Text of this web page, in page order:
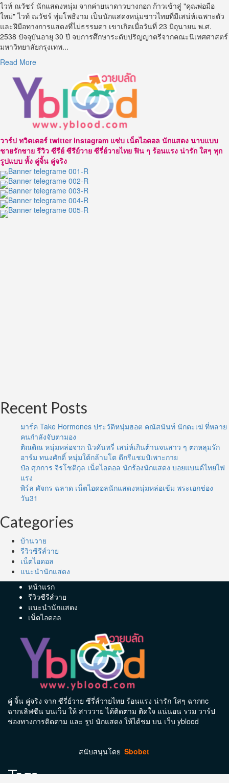
ไวท์ ณวัชร์ นักแสดงหนุ่ม จากค่ายนาดาวบางกอก ก้าวเข้าสู่ "คุณพ่อมือ
ใหม่" ไวท์ ณวัชร์ พุ่มโพธิงาม เป็นนักแสดงหนุ่มชาวไทยที่มีเสน่ห์เฉพาะตัว
และฝีมือทางการแสดงที่ไม่ธรรมดา เขาเกิดเมื่อวันที่ 23 มิถุนายน พ.ศ.
2538 ปัจจุบันอายุ 30 ปี จบการศึกษาระดับปริญญาตรีจากคณะนิเทศศาสตร์
มหาวิทยาลัยกรุงเทพ...
Read MoreRead
about
ไวท์
วัชร์
นัก
หนุ่ม
จาก
ค่าย
นา
ดาว
บางกอก
ก้าว
เข้า
วาร์ป ทวิตเตอร์ twitter instagram แซ่บ เน็ตไอดอล นักแสดง นาบแบบ
ชายรักชาย รีวิว ซีรีย์ ซีรีย์วาย ซีรี่ย์วายไทย ฟิน ๆ ร้อนแรง น่ารัก ใสๆ ทุก
รูปแบบ ทั้ง คู่จิ้น คู่จริง
Recent Posts
มาร์ค Take Hormones ประวัติหนุ่มฮอต คณัสนันท์ นักตะเฆ่ ที่หลาย
คนกำลังจับตามอง
ติณติณ หนุ่มหล่อจาก นิวคันทรี่ เสน่ห์เกินต้านจนสาว ๆ ตกหลุมรัก
อาร์ม ทนงศักดิ์ หนุ่มใต้กล้ามโต ดีกรีแชมป์เพาะกาย
ป๋อ ศุภการ จิรโชติกุล เน็ตไอดอล นักร้องนักแสดง บอยแบนด์ไทยไฟ
แรง
พิร์ล ศัจกร ฉลาด เน็ตไอดอลนักแสดงหนุ่มหล่อเข้ม พระเอกช่อง
วัน31
Categories
บ้านวาย
รีวิวซีรีส์วาย
เน็ตไอดอล
แนะนำนักแสดง
หน้าแรก
รีวิวซีรีส์วาย
แนะนำนักแสดง
เน็ตไอดอล
คู่ จิ้น คู่จริง จาก ซีรี่ย์วาย ซีรี่ส์วายไทย ร้อนแรง น่ารัก ใสๆ ฉากnc
ฉากเลิฟซีน บนเว็บ ให้ สาววาย ได้ติดตาม ติดใจ แน่นอน รวม วาร์ป
ช่องทางการติดตาม และ รูป นักแสดง ให้ได้ชม บน เว็บ yblood
สนับสนุนโดย Sbobet
Tags